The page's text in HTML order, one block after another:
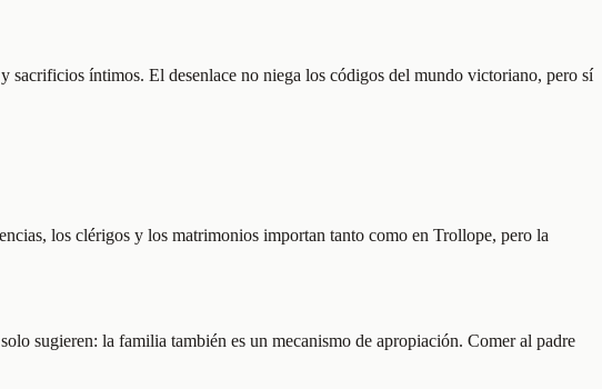
sacrificios íntimos. El desenlace no niega los códigos del mundo victoriano, pero sí
los clérigos y los matrimonios importan tanto como en Trollope, pero la
sugieren: la familia también es un mecanismo de apropiación. Comer al padre